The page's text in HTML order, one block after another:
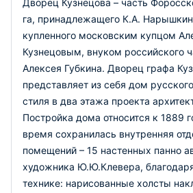
Дворец Кузнецова – часть
га, принадлежащего К.А.
купленного московским купцом
Кузнецовым, внуком российского
Алексея Губкина. Дворец графа
представляет из себя дом
стиля в два этажа проекта
Постройка дома относится к 1889
время сохранилась внутренняя
помещений – 15 настенных панно
художника Ю.Ю.Клевера,
технике: нарисованные холсты